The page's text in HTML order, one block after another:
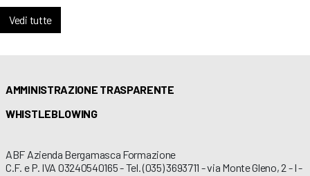
Vedi tutte
AMMINISTRAZIONE TRASPARENTE
WHISTLEBLOWING
ABF Azienda Bergamasca Formazione
C.F. e P. IVA 03240540165 - Tel. (035) 3693711 - via Monte Gleno, 2 - I -